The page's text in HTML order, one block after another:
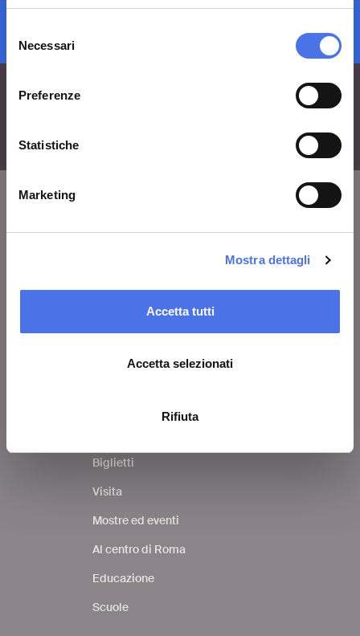
del
consenso
Necessari
Preferenze
Statistiche
Marketing
Mostra dettagli
Accetta tutti
Accetta selezionati
Rifiuta
iscrizione newsletter
VIVE
Lascia un commento
Area stampa
Biglietti
Visita
Mostre ed eventi
Al centro di Roma
Educazione
Scuole